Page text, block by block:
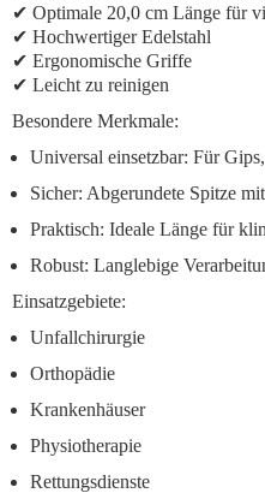
✔ Optimale 20,0 cm Länge für
✔ Hochwertiger Edelstahl
✔ Ergonomische Griffe
✔ Leicht zu reinigen
Besondere Merkmale:
Universal einsetzbar: Für
Sicher: Abgerundete Spitze
Praktisch: Ideale Länge für
Robust: Langlebige
Einsatzgebiete:
Unfallchirurgie
Orthopädie
Krankenhäuser
Physiotherapie
Rettungsdienste